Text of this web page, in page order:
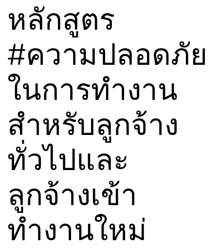
หลักสูตร
#ความปลอดภัย
ในการทำงาน
สำหรับลูกจ้าง
ทั่วไปและ
ลูกจ้างเข้า
ทำงานใหม่